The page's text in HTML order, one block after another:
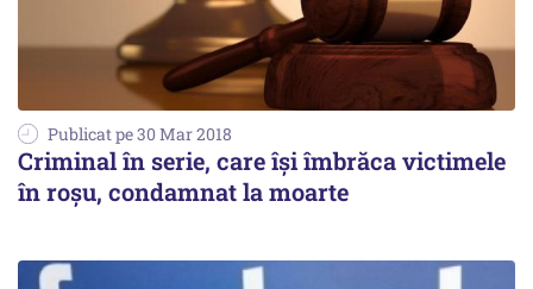
Publicat pe 30 Mar 2018
Criminal în serie, care își îmbrăca victimele
în roşu, condamnat la moarte